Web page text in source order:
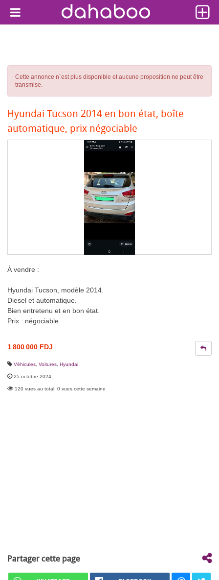
Cette annonce n´est plus disponible et aucune proposition ne peut être
transmise.
Hyundai Tucson 2014 en bon état, boîte
automatique, prix négociable
À vendre :
Hyundai Tucson, modèle 2014.
Diesel et automatique.
Bien entretenu et en bon état.
Prix : négociable.
1 800 000 FDJ
Véhicules Voitures Hyundai
25 octobre 2024
120 vues au total, 0 vues cette semaine
Partager cette page